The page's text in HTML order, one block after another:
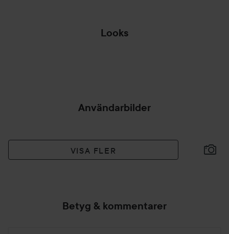
Looks
Användarbilder
VISA FLER
Betyg & kommentarer